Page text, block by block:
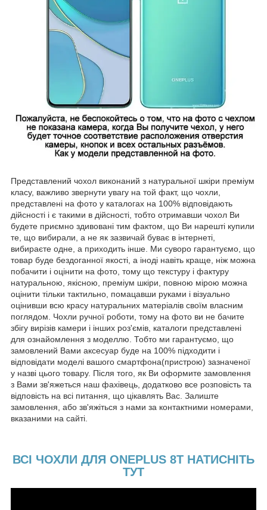
Представлений чохол виконаний з натуральної шкіри преміум
класу, важливо звернути увагу на той факт, що чохли,
представлені на фото у каталогах на 100% відповідають
дійсності і є такими в дійсності, тобто отримавши чохол Ви
будете приємно здивовані тим фактом, що Ви нарешті купили
те, що вибирали, а не як зазвичай буває в інтернеті,
вибираєте одне, а приходить інше. Ми суворо гарантуємо, що
товар буде бездоганної якості, а іноді навіть краще, ніж можна
побачити і оцінити на фото, тому що текстуру і фактуру
натуральною, якісною, преміум шкіри, повною мірою можна
оцінити тільки тактильно, помацавши руками і візуально
оцінивши всю красу натуральних матеріалів своїм власним
поглядом. Чохли ручної роботи, тому на фото ви не бачите
збігу вирізів камери і інших роз'ємів, каталоги представлені
для ознайомлення з моделлю. Тобто ми гарантуємо, що
замовлений Вами аксесуар буде на 100% підходити і
відповідати моделі вашого смартфона(пристрою) зазначеної
у назві цього товару. Після того, як Ви оформите замовлення
з Вами зв'яжеться наш фахівець, додатково все розповість та
відповість на всі питання, що цікавлять Вас. Залиште
замовлення, або зв'яжіться з нами за контактними номерами,
вказаними на сайті.
ВСІ ЧОХЛИ ДЛЯ ONEPLUS 8T НАТИСНІТЬ
ТУТ